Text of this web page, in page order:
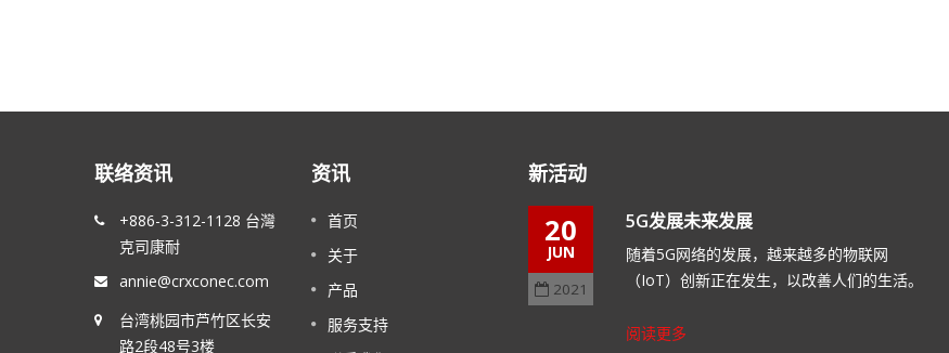
联络资讯
+886-3-312-1128 台灣
克司康耐
annie@crxconec.com
台湾桃园市芦竹区长安
路2段48号3楼
资讯
首页
关于
产品
服务支持
新活动
20
JUN
2021
建筑产品法规-低火灾危险电缆
CRXCONEC 提供符合 CPR 认证的 LAN 电
线。
阅读更多
20
JUN
2021
5G发展未来发展
随着5G网络的发展，越来越多的物联网
（IoT）创新正在发生，以改善人们的生活。
阅读更多